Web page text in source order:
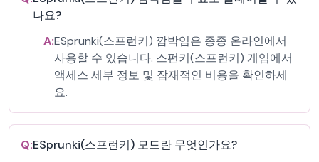
나요?
A:ESprunki(스프런키) 깜박임은 종종 온라인에서
사용할 수 있습니다. 스펀키(스프런키) 게임에서
액세스 세부 정보 및 잠재적인 비용을 확인하세
요.
Q:ESprunki(스프런키) 모드란 무엇인가요?